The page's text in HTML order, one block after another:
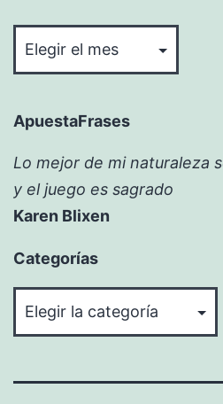
ApuestaFrases
Lo mejor de mi naturaleza
y el juego es sagrado
Karen Blixen
Categorías